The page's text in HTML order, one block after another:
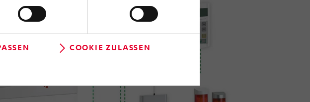
diese Website zur Verfügung gestellt werden
(runde, schwarze Schaltfläche am unteren
indem Sie im Anschluss auf „Einwilligung
können Sie zudem Ihre getroffenen Einstellungen
COOKIE ZULASSEN